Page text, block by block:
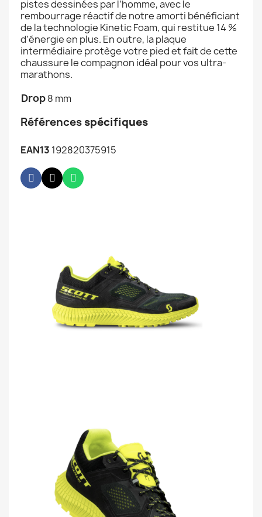
pistes dessinées par l’homme, avec le
rembourrage réactif de notre amorti bénéficiant
de la technologie Kinetic Foam, qui restitue 14 %
d’énergie en plus. En outre, la plaque
intermédiaire protège votre pied et fait de cette
chaussure le compagnon idéal pour vos ultra-
marathons.
Drop8 mm
Références spécifiques
EAN13 192820375915